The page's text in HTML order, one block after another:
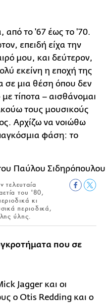
από το '67 έως το '70.
επειδή είχα την
μου, και δεύτερον,
εκείνη η εποχή της
σε μια θέση όπου δεν
τίποτα – αισθάνομαι
τους μουσικούς
Αρχίζω να νοιώθω
φάση: το
του '80,
κι
περιοδικά,
ύλης.
που σε
Jagger και οι
ο Otis Redding και ο